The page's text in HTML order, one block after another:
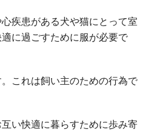
疾患がある犬や猫にとって室
に過ごすために服が必要で
これは飼い主のための行為で
い快適に暮らすために歩み寄